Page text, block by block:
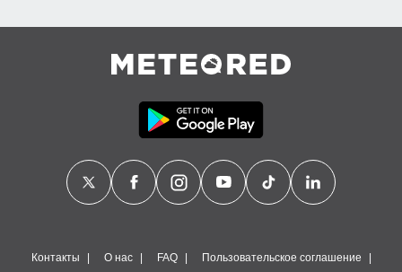
Контакты О нас FAQ Пользовательское соглашение